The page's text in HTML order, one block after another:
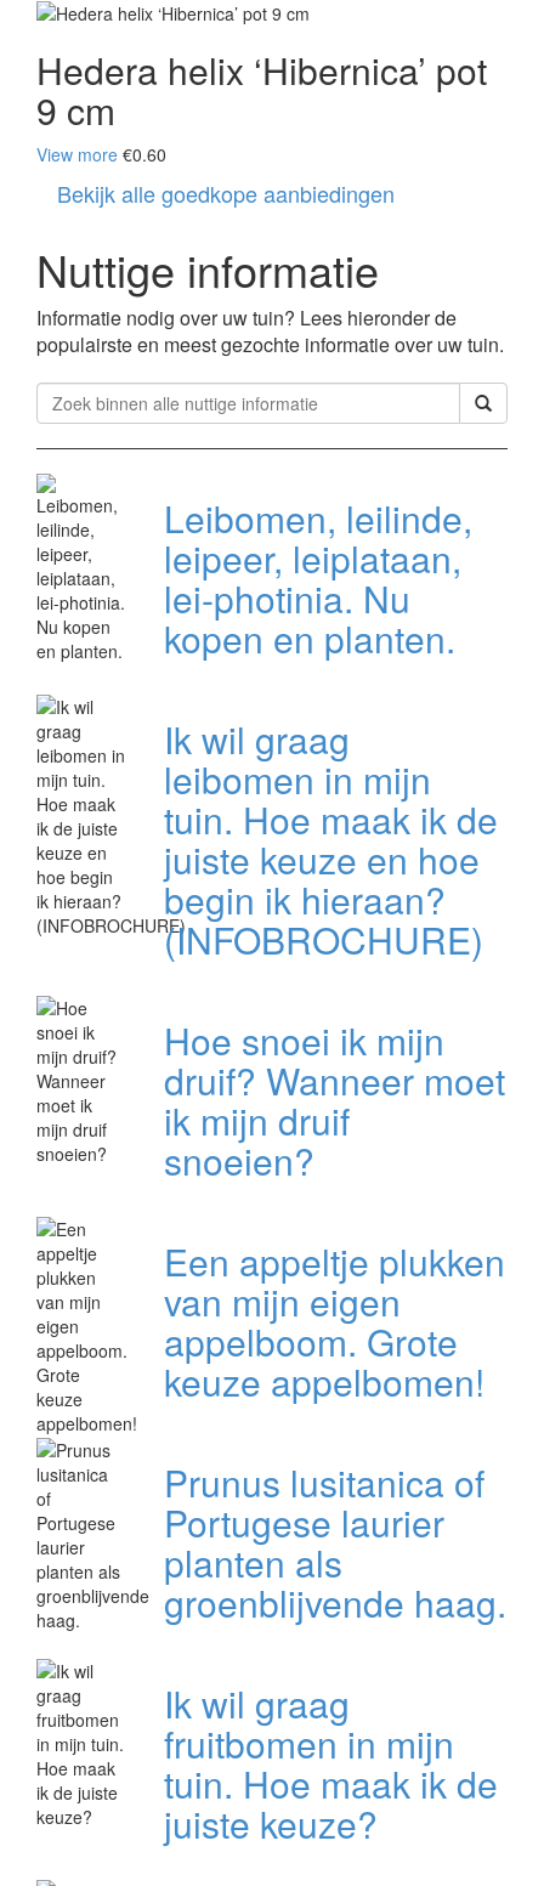
Hedera helix ‘Hibernica’ pot
9 cm
View more €0.60
Bekijk alle goedkope aanbiedingen
Nuttige informatie
Informatie nodig over uw tuin? Lees hieronder de
populairste en meest gezochte informatie over uw tuin.
Leibomen, leilinde,
leipeer, leiplataan,
lei-photinia. Nu
kopen en planten.
Ik wil graag
leibomen in mijn
tuin. Hoe maak ik de
juiste keuze en hoe
begin ik hieraan?
(INFOBROCHURE)
Hoe snoei ik mijn
druif? Wanneer moet
ik mijn druif
snoeien?
Een appeltje plukken
van mijn eigen
appelboom. Grote
keuze appelbomen!
Prunus lusitanica of
Portugese laurier
planten als
groenblijvende haag.
Ik wil graag
fruitbomen in mijn
tuin. Hoe maak ik de
juiste keuze?